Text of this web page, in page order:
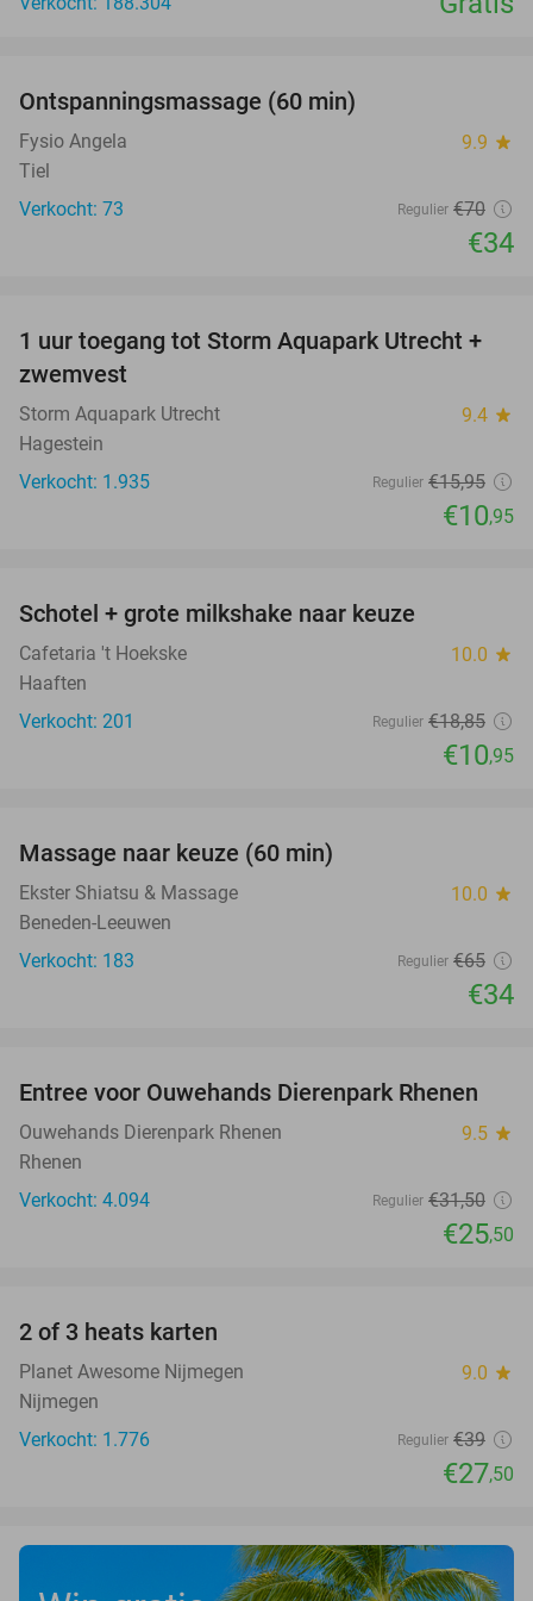
Ontspanningsmassage (60 min)
Fysio Angela 9.9 star
Tiel
Verkocht: 73
Regulier €70
€34
31%
1 uur toegang tot Storm Aquapark Utrecht +
zwemvest
Storm Aquapark Utrecht 9.4 star
Hagestein
Verkocht: 1.935
Regulier €15,95
€10,95
Schotel + grote milkshake naar keuze
Cafetaria 't Hoekske 10.0 star
Haaften
Verkocht: 201
Regulier €18,85
€10,95
Massage naar keuze (60 min)
Ekster Shiatsu & Massage 10.0 star
Beneden-Leeuwen
Verkocht: 183
Regulier €65
€34
19%
Entree voor Ouwehands Dierenpark Rhenen
Ouwehands Dierenpark Rhenen 9.5 star
Rhenen
Verkocht: 4.094
Regulier €31,50
€25,50
2 of 3 heats karten
Planet Awesome Nijmegen 9.0 star
Nijmegen
Verkocht: 1.776
Regulier €39
€27,50